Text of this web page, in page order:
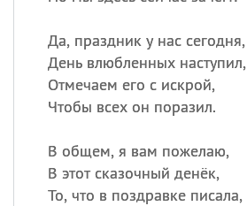
Да, праздник у нас сегодня,
День влюбленных наступил,
Отмечаем его с искрой,
Чтобы всех он поразил.
В общем, я вам пожелаю,
В этот сказочный денёк,
То, что в поздравке писала,